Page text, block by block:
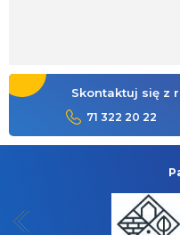
Skontaktuj się z
71 322 20 22